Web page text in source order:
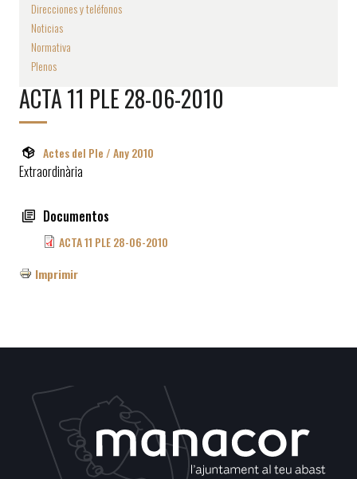
Direcciones y teléfonos
Noticias
Normativa
Plenos
ACTA 11 PLE 28-06-2010
Actes del Ple / Any 2010
Extraordinària
Documentos
ACTA 11 PLE 28-06-2010
Imprimir